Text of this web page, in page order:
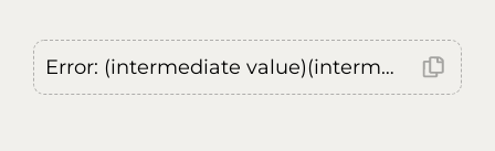
Error: (intermediate value)(intermediate value)(intermediate value).replaceAll is not a function